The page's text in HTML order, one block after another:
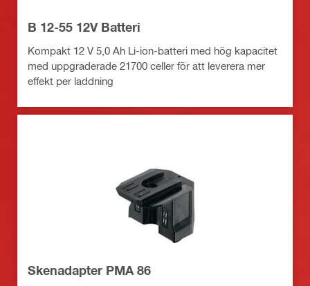
B 12-55 12V Batteri
Kompakt 12 V 5,0 Ah Li-ion-batteri med hög kapacitet
med uppgraderade 21700 celler för att leverera mer
effekt per laddning
Skenadapter PMA 86